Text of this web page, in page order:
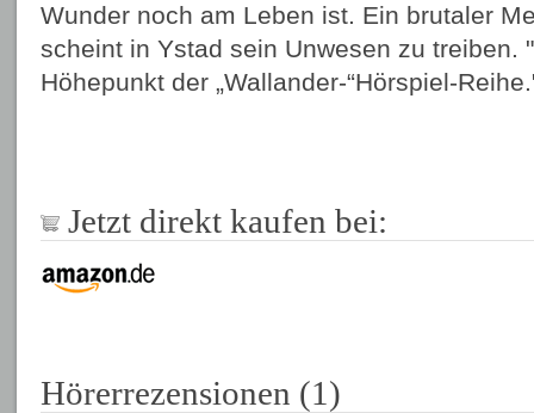
Wunder noch am Leben ist. Ein brutaler
scheint in Ystad sein Unwesen zu treiben.
Höhepunkt der „Wallander-“Hörspiel-
Jetzt direkt kaufen bei:
Hörerrezensionen (1)